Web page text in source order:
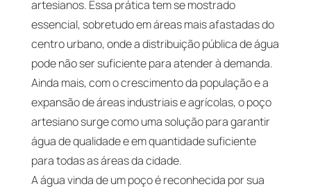
artesianos. Essa prática tem se mostrado
essencial, sobretudo em áreas mais afastadas do
centro urbano, onde a distribuição pública de água
pode não ser suficiente para atender à demanda.
Ainda mais, com o crescimento da população e a
expansão de áreas industriais e agrícolas, o poço
artesiano surge como uma solução para garantir
água de qualidade e em quantidade suficiente
para todas as áreas da cidade.
A água vinda de um poço é reconhecida por sua